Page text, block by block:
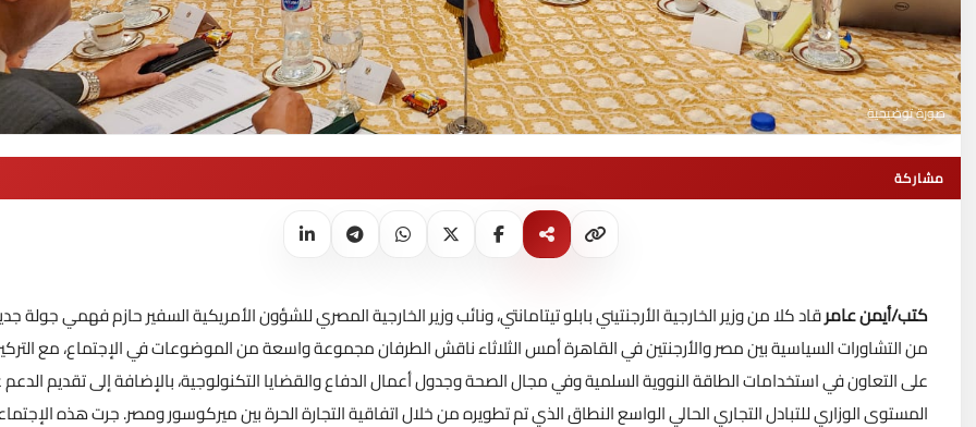
صورة توضيحية
مشاركة
كتب/أيمن عامرقاد كلا من وزير الخارجية الأرجنتيني بابلو تيتامانتي، ونائب وزير الخارجية المصري للشؤون الأمريكية السفير حازم فهمي جولة
من التشاورات السياسية بين مصر والأرجنتين في القاهرة أمس الثلاثاء ناقش الطرفان مجموعة واسعة من الموضوعات في الإجتماع، مع
على التعاون في استخدامات الطاقة النووية السلمية وفي مجال الصحة وجدول أعمال الدفاع والقضايا التكنولوجية، بالإضافة إلى تقديم
المستوى الوزاري للتبادل التجاري الحالي الواسع النطاق الذي تم تطويره من خلال اتفاقية التجارة الحرة بين ميركوسور ومصر. جرت هذه